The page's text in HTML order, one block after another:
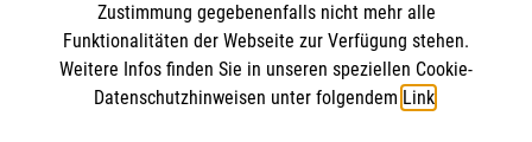
Zustimmung gegebenenfalls nicht mehr alle
Funktionalitäten der Webseite zur Verfügung stehen.
Weitere Infos finden Sie in unseren speziellen Cookie-
Datenschutzhinweisen unter folgendem Link.